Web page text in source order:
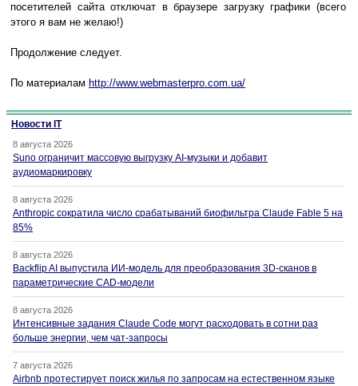
посетителей сайта отключат в браузере загрузку графики (всего
этого я вам не желаю!)
Продолжение следует.
По материалам http://www.webmasterpro.com.ua/
Новости IT
8 августа 2026
Suno ограничит массовую выгрузку AI-музыки и добавит
аудиомаркировку
8 августа 2026
Anthropic сократила число срабатываний биофильтра Claude Fable 5 на
85%
8 августа 2026
Backflip AI выпустила ИИ-модель для преобразования 3D-сканов в
параметрические CAD-модели
8 августа 2026
Интенсивные задания Claude Code могут расходовать в сотни раз
больше энергии, чем чат-запросы
7 августа 2026
Airbnb протестирует поиск жилья по запросам на естественном языке